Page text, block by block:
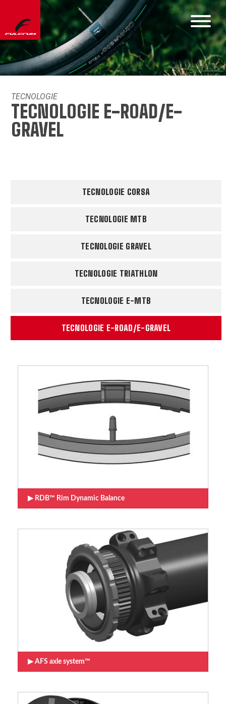
TECNOLOGIE
TECNOLOGIE E-ROAD/E-
GRAVEL
TECNOLOGIE CORSA
TECNOLOGIE MTB
TECNOLOGIE GRAVEL
TECNOLOGIE TRIATHLON
TECNOLOGIE E-MTB
TECNOLOGIE E-ROAD/E-GRAVEL
RDB™ Rim Dynamic Balance
AFS axle system™